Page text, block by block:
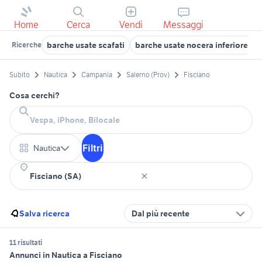
Home Cerca Vendi Messaggi
Ricerche barche usate scafati barche usate nocera inferiore
Subito Nautica Campania Salerno (Prov) Fisciano
Cosa cerchi?
Nautica Filtri
Salva ricerca Dal più recente
11 risultati
Annunci in Nautica a Fisciano